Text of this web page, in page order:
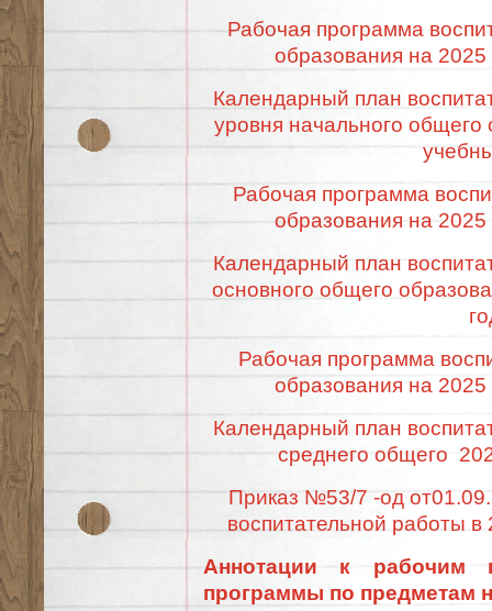
Рабочая программа
образования на
Календарный план
уровня начального
Рабочая программа
образования на
Календарный план
основного общего
Рабочая программа
образования на
Календарный план
среднего общего
Приказ №53/7 -од
воспитательной работы
Аннотации к рабочим
программы по предметам